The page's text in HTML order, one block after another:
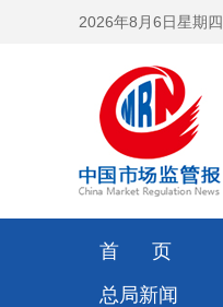
2026年8月6日星期四
首 页
总局新闻